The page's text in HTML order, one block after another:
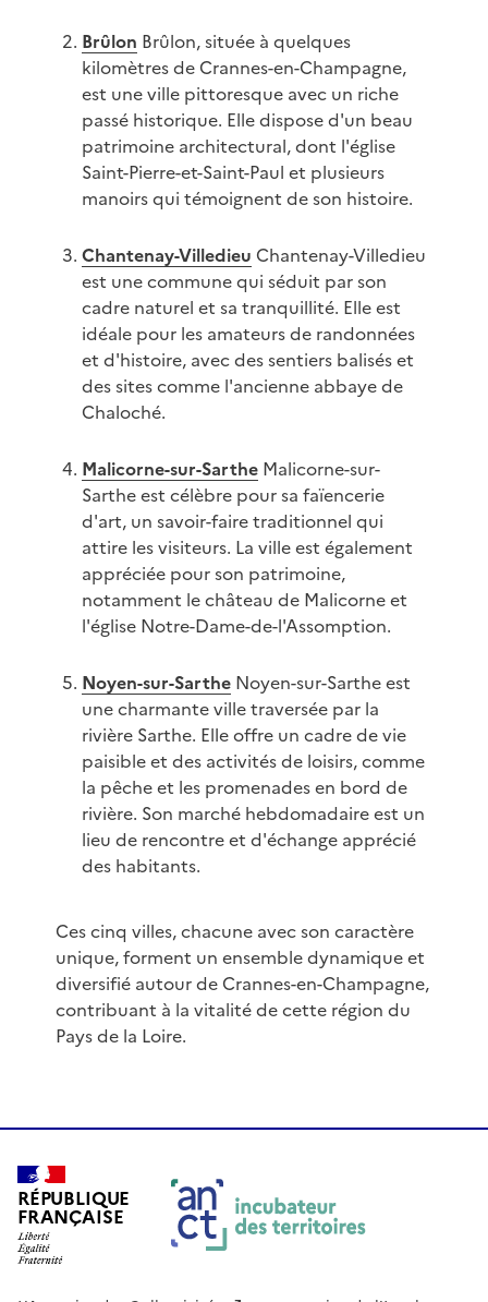
Brûlon Brûlon, située à quelques
kilomètres de Crannes-en-Champagne,
est une ville pittoresque avec un riche
passé historique. Elle dispose d'un beau
patrimoine architectural, dont l'église
Saint-Pierre-et-Saint-Paul et plusieurs
manoirs qui témoignent de son histoire.
Chantenay-Villedieu Chantenay-Villedieu
est une commune qui séduit par son
cadre naturel et sa tranquillité. Elle est
idéale pour les amateurs de randonnées
et d'histoire, avec des sentiers balisés et
des sites comme l'ancienne abbaye de
Chaloché.
Malicorne-sur-SartheMalicorne-sur-
Sarthe est célèbre pour sa faïencerie
d'art, un savoir-faire traditionnel qui
attire les visiteurs. La ville est également
appréciée pour son patrimoine,
notamment le château de Malicorne et
l'église Notre-Dame-de-l'Assomption.
Noyen-sur-SartheNoyen-sur-Sarthe est
une charmante ville traversée par la
rivière Sarthe. Elle offre un cadre de vie
paisible et des activités de loisirs, comme
la pêche et les promenades en bord de
rivière. Son marché hebdomadaire est un
lieu de rencontre et d'échange apprécié
des habitants.
Ces cinq villes, chacune avec son caractère
unique, forment un ensemble dynamique et
diversifié autour de Crannes-en-Champagne,
contribuant à la vitalité de cette région du
Pays de la Loire.
RÉPUBLIQUE
FRANÇAISE